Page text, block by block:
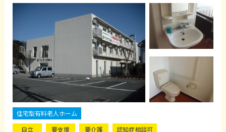
住宅型有料老人ホーム
自立
要支援 要介護 認知症相談可